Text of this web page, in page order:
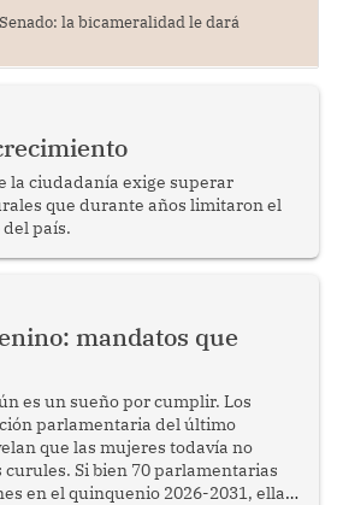
la bicameralidad le dará
la ciudadanía exige superar
que durante años limitaron el
país.
mandatos que
es un sueño por cumplir. Los
parlamentaria del último
que las mujeres todavía no
curules. Si bien 70 parlamentarias
en el quinquenio 2026-2031, ellas